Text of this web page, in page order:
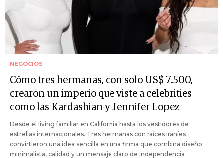
NEGOCIOS
Cómo tres hermanas, con solo US$ 7.500,
crearon un imperio que viste a celebrities
como las Kardashian y Jennifer Lopez
Desde el living familiar en California hasta los vestidores de
estrellas internacionales. Tres hermanas con raíces iraníes
convirtieron una idea sencilla en una firma que combina diseño
minimalista, calidad y un mensaje claro de independencia